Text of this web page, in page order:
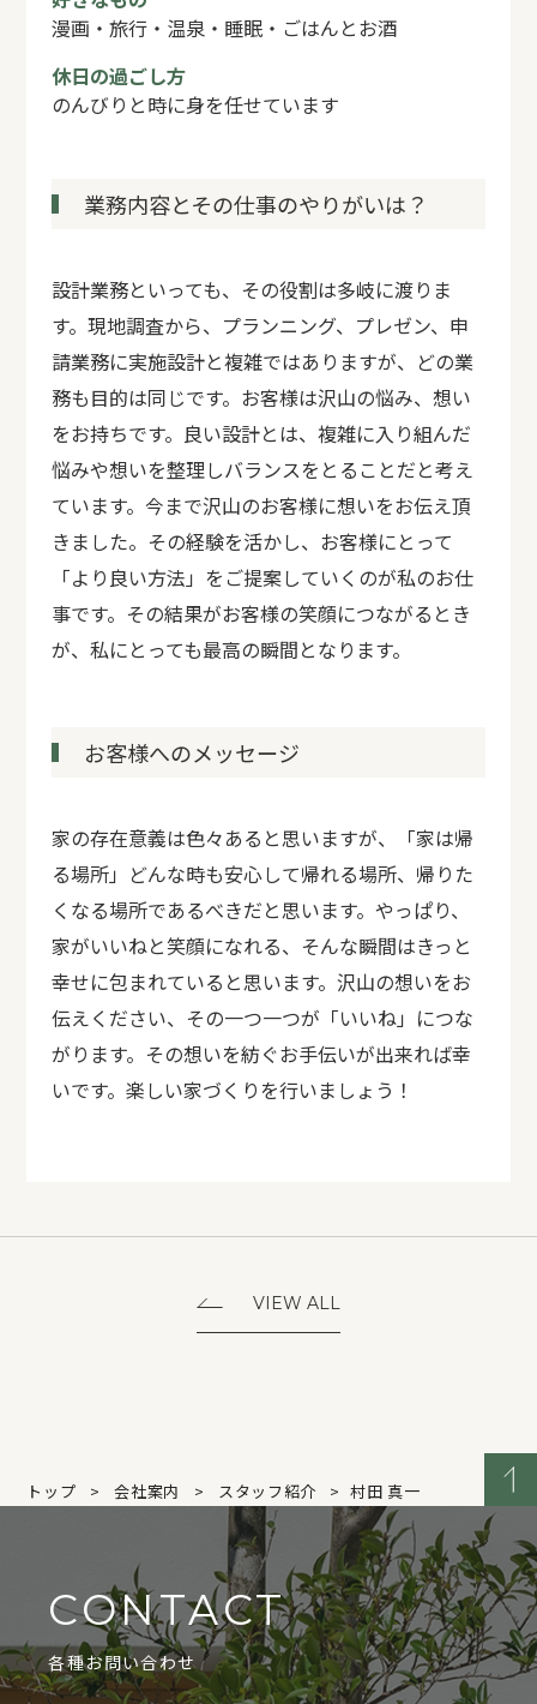
漫画・旅行・温泉・睡眠・ごはんとお酒
休日の過ごし方
のんびりと時に身を任せています
業務内容とその仕事のやりがいは？
設計業務といっても、その役割は多岐に渡りま
す。現地調査から、プランニング、プレゼン、申
請業務に実施設計と複雑ではありますが、どの業
務も目的は同じです。お客様は沢山の悩み、想い
をお持ちです。良い設計とは、複雑に入り組んだ
悩みや想いを整理しバランスをとることだと考え
ています。今まで沢山のお客様に想いをお伝え頂
きました。その経験を活かし、お客様にとって
「より良い方法」をご提案していくのが私のお仕
事です。その結果がお客様の笑顔につながるとき
が、私にとっても最高の瞬間となります。
お客様へのメッセージ
家の存在意義は色々あると思いますが、「家は帰
る場所」どんな時も安心して帰れる場所、帰りた
くなる場所であるべきだと思います。やっぱり、
家がいいねと笑顔になれる、そんな瞬間はきっと
幸せに包まれていると思います。沢山の想いをお
伝えください、その一つ一つが「いいね」につな
がります。その想いを紡ぐお手伝いが出来れば幸
いです。楽しい家づくりを行いましょう！
VIEW ALL
トップ 会社案内 スタッフ紹介 村田 真一
CONTACT
各種お問い合わせ